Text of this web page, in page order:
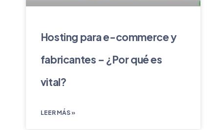
Hosting para e-commerce y
fabricantes – ¿Por qué es
vital?
LEER MÁS »